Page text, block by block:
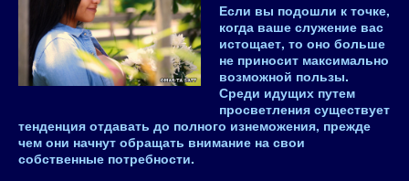
Если вы подошли к точке,
когда ваше служение вас
истощает, то оно больше
не приносит максимально
возможной пользы.
Среди идущих путем
просветления существует
тенденция отдавать до полного изнеможения, прежде
чем они начнут обращать внимание на свои
собственные потребности.